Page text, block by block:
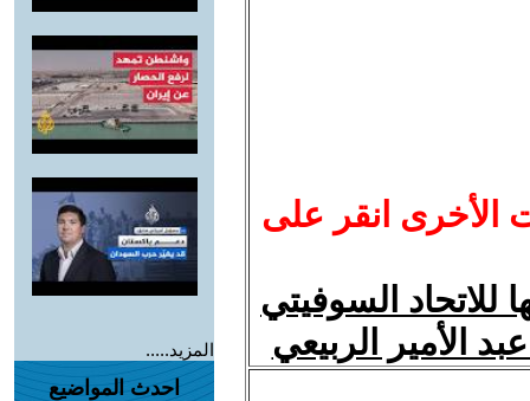
الأخرى انقر على
للاتحاد السوفيتي
الأمير الربيعي
المزيد.....
احدث المواضيع